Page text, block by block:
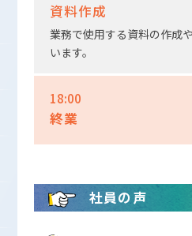
資料作成
業務で使用する資料の作成
います。
18:00
終業
社員の声